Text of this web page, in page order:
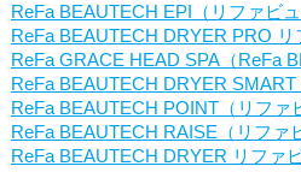
ReFa BEAUTECH EPI（リファビュ
ReFa BEAUTECH DRYER PRO
ReFa GRACE HEAD SPA（ReFa
ReFa BEAUTECH DRYER
ReFa BEAUTECH POINT（リファ
ReFa BEAUTECH RAISE（リファ
ReFa BEAUTECH DRYER リファ